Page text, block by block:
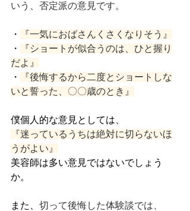
いう、否定派の意見です。
・
『一気におばさんくさくなりそう』
・
『ショートが似合うのは、ひと握り
だよ』
・
『後悔するから二度とショートしな
いと誓った、〇〇歳のとき』
僕個人的な意見としては、
『迷っているうちは絶対に切らないほ
うがよい』
美容師は多い意見ではないでしょう
か。
また、 切って後悔した体験談では、